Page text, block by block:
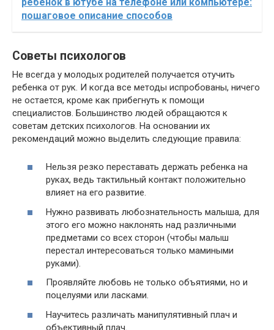
пошаговое описание способов
Советы психологов
Не всегда у молодых родителей получается отучить
ребенка от рук. И когда все методы испробованы, ничего
не остается, кроме как прибегнуть к помощи
специалистов. Большинство людей обращаются к
советам детских психологов. На основании их
рекомендаций можно выделить следующие правила:
Нельзя резко переставать держать ребенка на
руках, ведь тактильный контакт положительно
влияет на его развитие.
Нужно развивать любознательность малыша, для
этого его можно наклонять над различными
предметами со всех сторон (чтобы малыш
перестал интересоваться только мамиными
руками).
Проявляйте любовь не только объятиями, но и
поцелуями или ласками.
Научитесь различать манипулятивный плач и
объективный плач.